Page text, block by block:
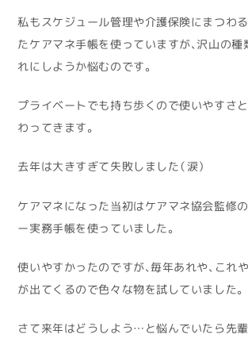
私もスケジュール管理や介護保険にまつわ
たケアマネ手帳を使っていますが、沢山の種
れにしようか悩むのです。
プライベートでも持ち歩くので使いやすさ
わってきます。
去年は大きすぎて失敗しました（涙）
ケアマネになった当初はケアマネ協会監修
ー実務手帳を使っていました。
使いやすかったのですが、毎年あれや、これ
が出てくるので色々な物を試していました。
さて来年はどうしよう…と悩んでいたら先